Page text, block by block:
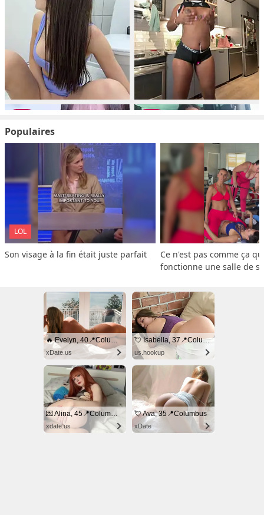
Populaires
LOL
Son visage à la fin était juste parfait
Ce n'est pas comme ça
fonctionne une salle de